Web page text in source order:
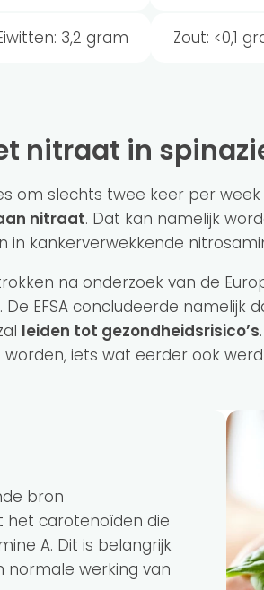
3,2 gram Zout: <0,1
nitraat in
om slechts twee keer per
nitraat. Dat kan namelijk
in kankerverwekkende
na onderzoek van de
De EFSA concludeerde namelijk
leiden tot gezondheidsrisico’s
iets wat eerder ook
bron
het carotenoïden die
A. Dit is belangrijk
normale werking van